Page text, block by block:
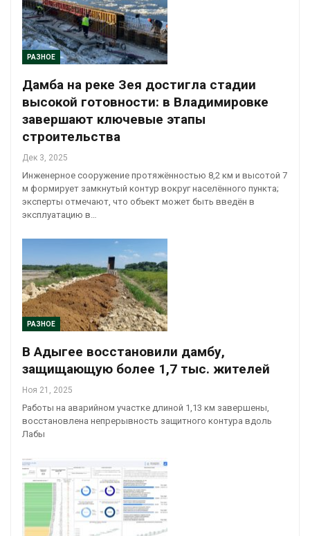
РАЗНОЕ
Дамба на реке Зея достигла стадии
высокой готовности: в Владимировке
завершают ключевые этапы
строительства
Дек 3, 2025
Инженерное сооружение протяжённостью 8,2 км и высотой 7
м формирует замкнутый контур вокруг населённого пункта;
эксперты отмечают, что объект может быть введён в
эксплуатацию в…
РАЗНОЕ
В Адыгее восстановили дамбу,
защищающую более 1,7 тыс. жителей
Ноя 21, 2025
Работы на аварийном участке длиной 1,13 км завершены,
восстановлена непрерывность защитного контура вдоль
Лабы